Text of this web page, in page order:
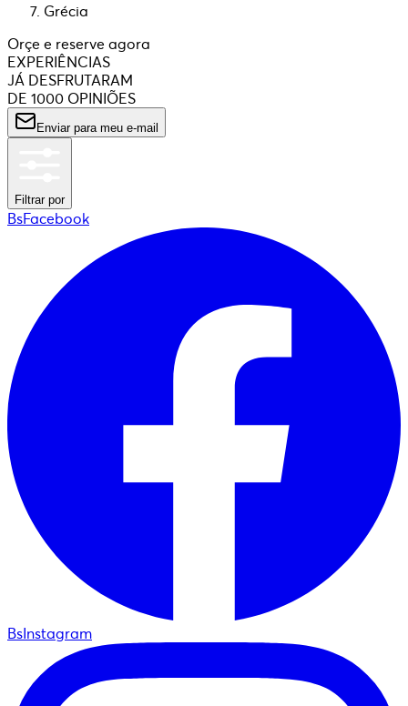
Grécia
Orçe e reserve agora
EXPERIÊNCIAS
JÁ DESFRUTARAM
DE 1000 OPINIÕES
Enviar para meu e-mail
Filtrar por
BsFacebook
BsInstagram